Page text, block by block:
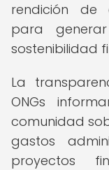
rendición de
para
sostenibilidad
La
ONGs
comunidad
gastos
proyectos